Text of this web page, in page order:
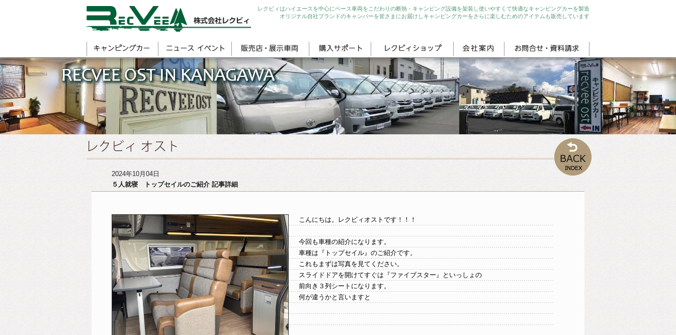
レクビィはハイエースを中心にベース車両をこだわりの断熱・キャンピング設備を架装し使いやすくて快適なキャンピングカーを製造
オリジナル自社ブランドのキャンパーを皆さまにお届けしキャンピングカーをさらに楽しむためのアイテムも販売しています
2024年10月04日
５人就寝 トップセイルのご紹介 記事詳細
こんにちは。レクビィオストです！！！
今回も車種の紹介になります。
車種は『トップセイル』のご紹介です。
これもまずは写真を見てください。
スライドドアを開けてすぐは『ファイブスター』といっしょの
前向き３列シートになります。
何が違うかと言いますと